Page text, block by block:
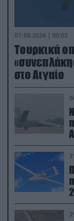
07.08.2026 | 00:02
Τουρκικά
στο Αιγαίο